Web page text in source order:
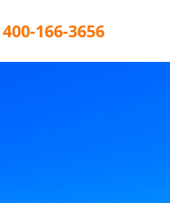
400-166-3656